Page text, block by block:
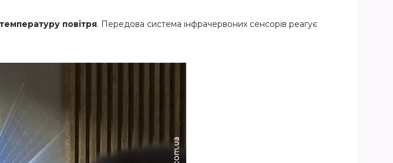
температуру повітря. Передова система інфрачервоних сенсорів реагує